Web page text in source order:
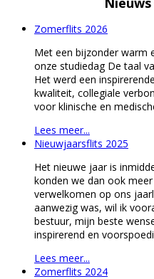
Zomerflits 2026
Met een bijzonder warm
onze studiedag De taal
Het werd een
kwaliteit, collegiale
voor klinische en
Lees meer...
Nieuwjaarsflits 2025
Het nieuwe jaar is
konden we dan ook
verwelkomen op ons
aanwezig was, wil ik
bestuur, mijn beste
inspirerend en
Lees meer...
Zomerflits 2024